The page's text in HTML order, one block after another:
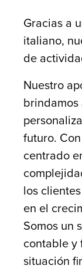
Gracias a
italiano,
de
Nuestro
futuro.
centrado
los
en el
Somos un
contable y
situación